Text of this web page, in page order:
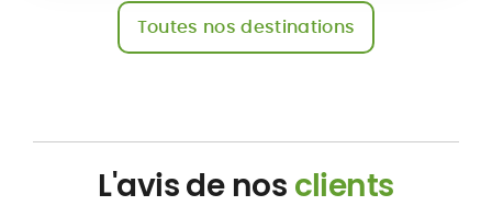
Toutes nos destinations
L'avis de nos clients